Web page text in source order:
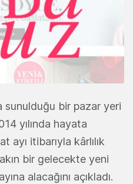
sunulduğu bir pazar yeri
yılında hayata
ayı itibarıyla kârlılık
bir gelecekte yeni
alacağını açıkladı.